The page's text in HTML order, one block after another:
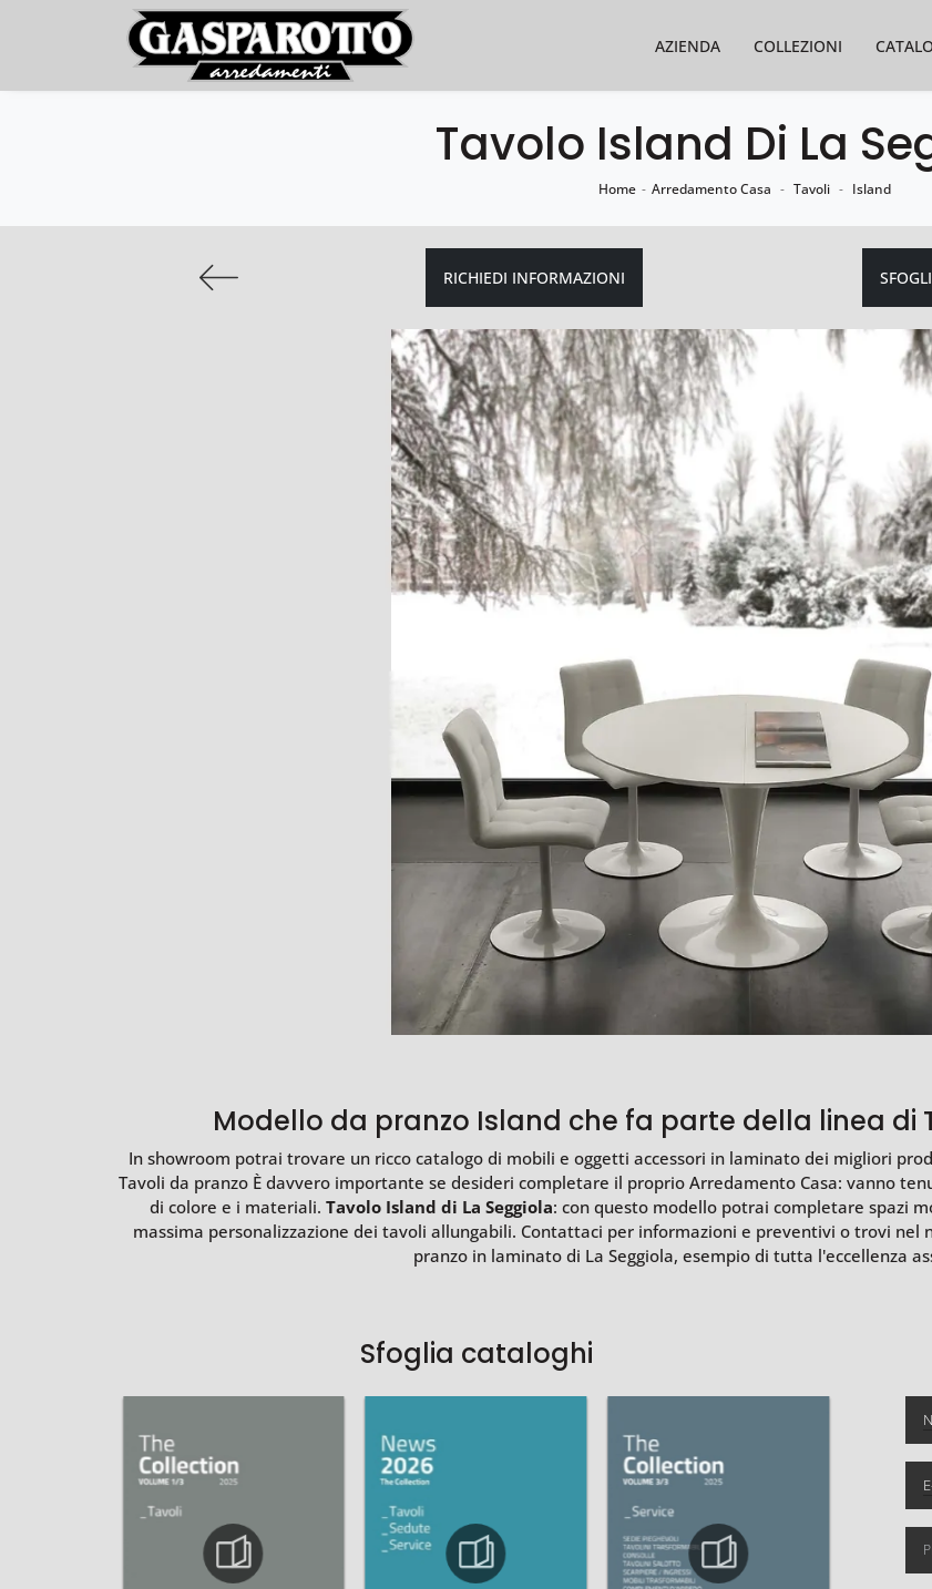
AZIENDA COLLEZIONI
Tavolo Island Di La
Home - Arredamento Casa - Tavoli - Island
RICHIEDI INFORMAZIONI
Modello da pranzo Island che fa parte della linea di
In showroom potrai trovare un ricco catalogo di mobili e oggetti accessori in laminato dei migliori
Tavoli da pranzo È davvero importante se desideri completare il proprio Arredamento Casa: vanno
di colore e i materiali. Tavolo Island di La Seggiola: con questo modello potrai completare spazi
massima personalizzazione dei tavoli allungabili. Contattaci per informazioni e preventivi o trovi
pranzo in laminato di La Seggiola, esempio di tutta l'eccellenza
Sfoglia cataloghi